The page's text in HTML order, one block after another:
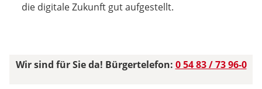
die digitale Zukunft gut aufgestellt.
Wir sind für Sie da! Bürgertelefon: 0 54 83 / 73 96-0